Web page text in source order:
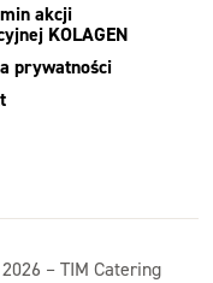
akcji
KOLAGEN
prywatności
– TIM Catering